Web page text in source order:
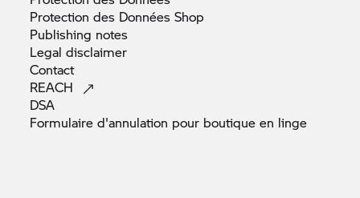
Protection des DonnéesShop
Publishing notes
Legaldisclaimer
Contact
REACH
DSA
Formulaire d'annulation pour boutique en linge